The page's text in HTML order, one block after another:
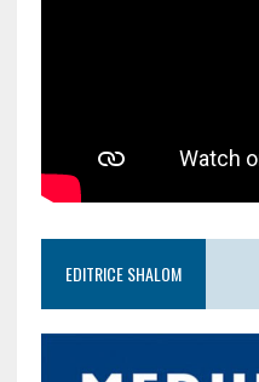
EDITRICE SHALOM